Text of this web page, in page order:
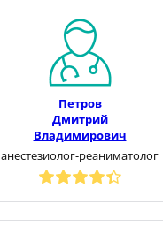
Петров
Дмитрий
Владимирович
анестезиолог-реаниматолог